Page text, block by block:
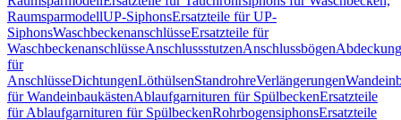
RaumsparmodellUP-SiphonsErsatzteile für UP-
SiphonsWaschbeckenanschlüsseErsatzteile für
WaschbeckenanschlüsseAnschlussstutzenAnschlussbögen
für
AnschlüsseDichtungenLöthülsenStandrohreVerlängerungen
für WandeinbaukästenAblaufgarnituren für SpülbeckenErsatzteile
für Ablaufgarnituren für SpülbeckenRohrbogensiphonsErsatzteile